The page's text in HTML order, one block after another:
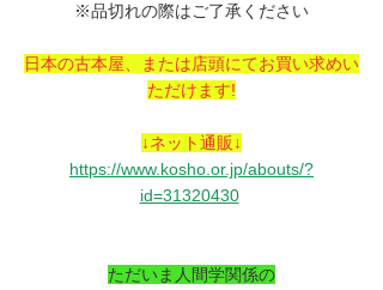
※品切れの際はご了承ください
日本の古本屋、または店頭にてお買い求めい
ただけます!
↓ネット通販↓
https://www.kosho.or.jp/abouts/?
id=31320430
ただいま人間学関係の